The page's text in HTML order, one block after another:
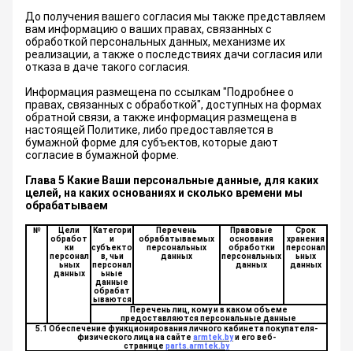
До получения вашего согласия мы также представляем
вам информацию о ваших правах, связанных с
обработкой персональных данных, механизме их
реализации, а также о последствиях дачи согласия или
отказа в даче такого согласия.
Информация размещена по ссылкам "Подробнее о
правах, связанных с обработкой", доступных на формах
обратной связи, а также информация размещена в
настоящей Политике, либо предоставляется в
бумажной форме для субъектов, которые дают
согласие в бумажной форме.
Глава 5 Какие Ваши персональные данные, для каких
целей, на каких основаниях и сколько времени мы
обрабатываем
№
Цели
обработ
ки
персонал
ьных
данных
Категори
и
субъекто
в, чьи
персонал
ьные
данные
обрабат
ываются
Перечень
обрабатываемых
персональных
данных
Правовые
основания
обработки
персональных
данных
Срок
хранения
персонал
ьных
данных
Перечень лиц, кому и в каком объеме
предоставляются персональные данные
5.1 Обеспечение функционирования личного кабинета покупателя-
физического лица на сайте armtek.byи его веб-
странице parts.armtek.by